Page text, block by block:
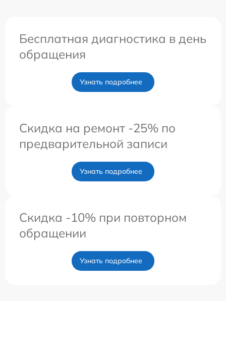
Бесплатная диагностика в день
обращения
Узнать подробнее
Скидка на ремонт -25% по
предварительной записи
Узнать подробнее
Скидка -10% при повторном
обращении
Узнать подробнее